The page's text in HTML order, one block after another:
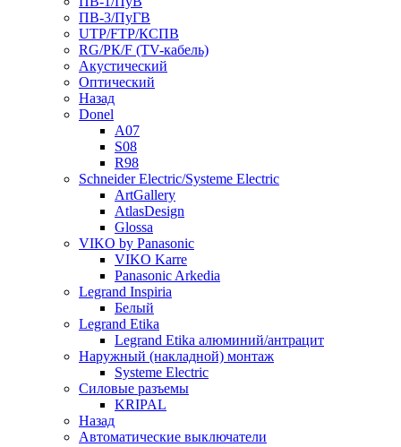
ПВ-3/ПуГВ
UTP/FTP/КСПВ
RG/РК/F (TV-кабель)
Акустический
Оптический
Назад
Donel
A07
S08
R98
Schneider Electric/Systeme Electric
ArtGallery
AtlasDesign
Glossa
VIKO by Panasonic
VIKO Karre
Panasonic Arkedia
Legrand Inspiria
Белый
Legrand Etika
Legrand Etika алюминий/антрацит
Наружный (накладной) монтаж
Systeme Electric
Силовые разъемы
KRIPAL
Назад
Автоматические выключатели